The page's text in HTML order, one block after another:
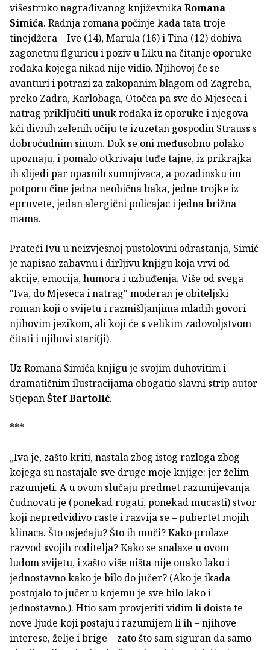
višestruko nagrađivanog književnikaRomana
Simića. Radnja romana počinje kada tata troje
tinejdžera – Ive (14), Marula (16) i Tina (12) dobiva
zagonetnu figuricu i poziv u Liku na čitanje oporuke
rođaka kojega nikad nije vidio. Njihovoj će se
avanturi i potrazi za zakopanim blagom od Zagreba,
preko Zadra, Karlobaga, Otočca pa sve do Mjeseca i
natrag priključiti unuk rođaka iz oporuke i njegova
kći divnih zelenih očiju te izuzetan gospodin Strauss s
dobroćudnim sinom. Dok se oni međusobno polako
upoznaju, i pomalo otkrivaju tuđe tajne, iz prikrajka
ih slijedi par opasnih sumnjivaca, a pozadinsku im
potporu čine jedna neobična baka, jedne trojke iz
epruvete, jedan alergični policajac i jedna brižna
mama.
Prateći Ivu u neizvjesnoj pustolovini odrastanja, Simić
je napisao zabavnu i dirljivu knjigu koja vrvi od
akcije, emocija, humora i uzbuđenja. Više od svega
"Iva, do Mjeseca i natrag" moderan je obiteljski
roman koji o svijetu i razmišljanjima mladih govori
njihovim jezikom, ali koji će s velikim zadovoljstvom
čitati i njihovi stari(ji).
Uz Romana Simića knjigu je svojim duhovitim i
dramatičnim ilustracijama obogatio slavni strip autor
StjepanŠtef Bartolić.
***
„Iva je, zašto kriti, nastala zbog istog razloga zbog
kojega su nastajale sve druge moje knjige: jer želim
razumjeti. A u ovom slučaju predmet razumijevanja
čudnovati je (ponekad rogati, ponekad mucasti) stvor
koji nepredvidivo raste i razvija se – pubertet mojih
klinaca. Što osjećaju? Što ih muči? Kako prolaze
razvod svojih roditelja? Kako se snalaze u ovom
ludom svijetu, i zašto više ništa nije onako lako i
jednostavno kako je bilo do jučer? (Ako je ikada
postojalo to jučer u kojemu je sve bilo lako i
jednostavno.). Htio sam provjeriti vidim li doista te
nove ljude koji postaju i razumijem li ih – njihove
interese, želje i brige – zato što sam siguran da samo